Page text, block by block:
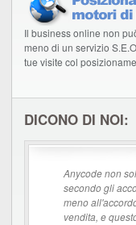
Il business online non
meno di un servizio
tue visite col
DICONO DI NOI:
Anycode non
secondo gli
meno
vendita, e